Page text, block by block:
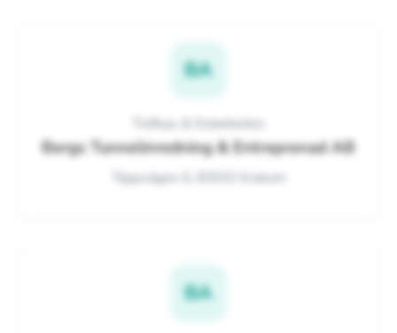
BA
Tiefbau & Erdarbeiten
Bergs Tunnelinredning & Entreprenad AB
Täppvägen 6, 83532 Krokom
BA